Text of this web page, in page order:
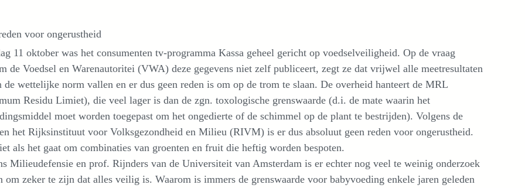
voor ongerustheid
11 oktober was het consumenten tv-programma Kassa geheel gericht op voedselveiligheid. Op de vraag
de Voedsel en Warenautoritei (VWA) deze gegevens niet zelf publiceert, zegt ze dat vrijwel alle meetresultaten
de wettelijke norm vallen en er dus geen reden is om op de trom te slaan. De overheid hanteert de MRL
Residu Limiet), die veel lager is dan de zgn. toxologische grenswaarde (d.i. de mate waarin het
moet worden toegepast om het ongedierte of de schimmel op de plant te bestrijden). Volgens de
het Rijksinstituut voor Volksgezondheid en Milieu (RIVM) is er dus absoluut geen reden voor ongerustheid.
als het gaat om combinaties van groenten en fruit die heftig worden bespoten.
Milieudefensie en prof. Rijnders van de Universiteit van Amsterdam is er echter nog veel te weinig onderzoek
om zeker te zijn dat alles veilig is. Waarom is immers de grenswaarde voor babyvoeding enkele jaren geleden